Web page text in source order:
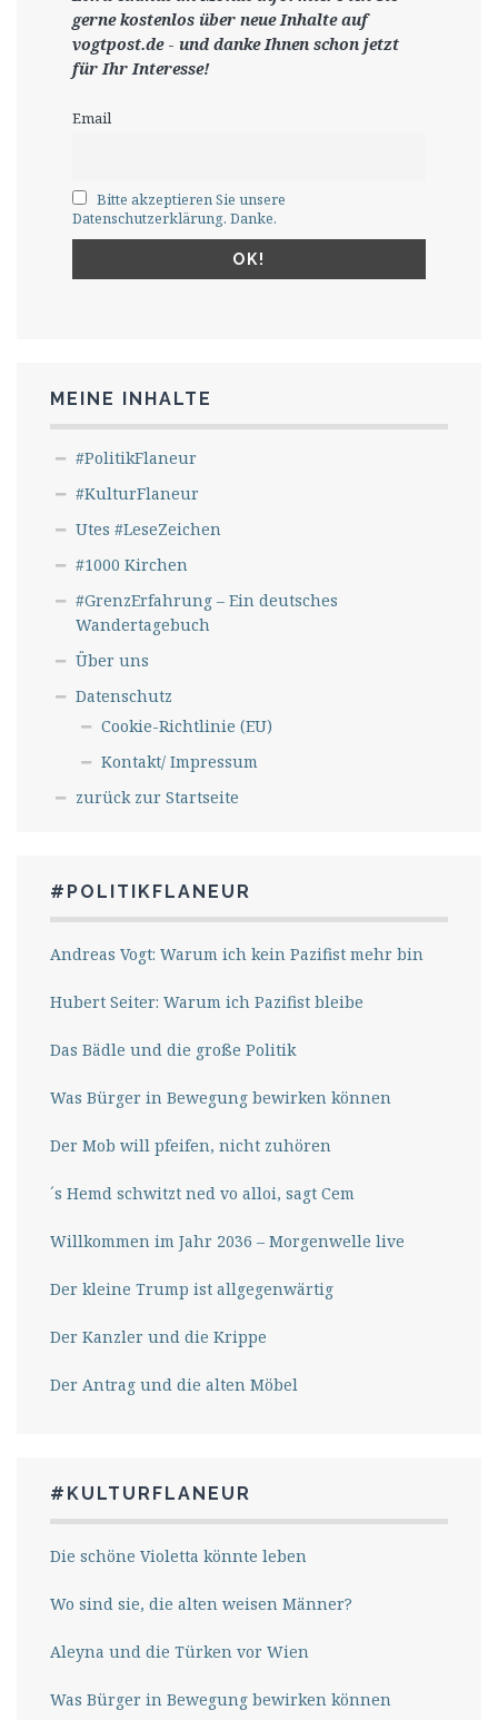
gernekostenlos über neue Inhalte auf
vogtpost.de- und danke Ihnen schon jetzt
für Ihr Interesse!
Email
Bitte akzeptieren Sie unsere
Datenschutzerklärung. Danke.
MEINE INHALTE
#PolitikFlaneur
#KulturFlaneur
Utes #LeseZeichen
#1000 Kirchen
#GrenzErfahrung – Ein deutsches
Wandertagebuch
Über uns
Datenschutz
Cookie-Richtlinie (EU)
Kontakt/ Impressum
zurück zur Startseite
#POLITIKFLANEUR
Andreas Vogt: Warum ich kein Pazifist mehr bin
Hubert Seiter: Warum ich Pazifist bleibe
Das Bädle und die große Politik
Was Bürger in Bewegung bewirken können
Der Mob will pfeifen, nicht zuhören
´s Hemd schwitzt ned vo alloi, sagt Cem
Willkommen im Jahr 2036 – Morgenwelle live
Der kleine Trump ist allgegenwärtig
Der Kanzler und die Krippe
Der Antrag und die alten Möbel
#KULTURFLANEUR
Die schöne Violetta könnte leben
Wo sind sie, die alten weisen Männer?
Aleyna und die Türken vor Wien
Was Bürger in Bewegung bewirken können